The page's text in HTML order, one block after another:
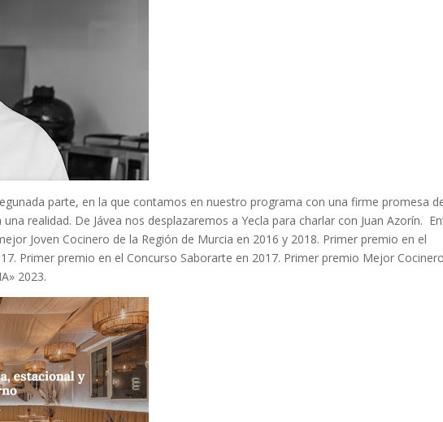
parte, en la que contamos en nuestro programa con una firme promesa
realidad. De Jávea nos desplazaremos a Yecla para charlar con Juan Azorín.
Joven Cocinero de la Región de Murcia en 2016 y 2018. Primer premio en el
Primer premio en el Concurso Saborarte en 2017. Primer premio Mejor
2023.